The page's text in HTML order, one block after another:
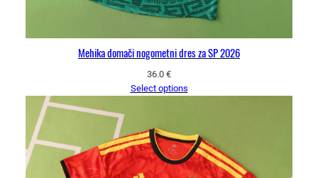
Mehika domači nogometni dres za SP 2026
36.0 €
Select options